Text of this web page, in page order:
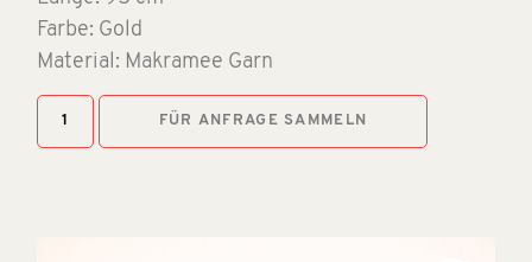
Farbe: Gold
Material: Makramee Garn
FÜR ANFRAGE SAMMELN